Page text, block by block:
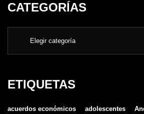
CATEGORÍAS
ETIQUETAS
acuerdos económicos adolescentes